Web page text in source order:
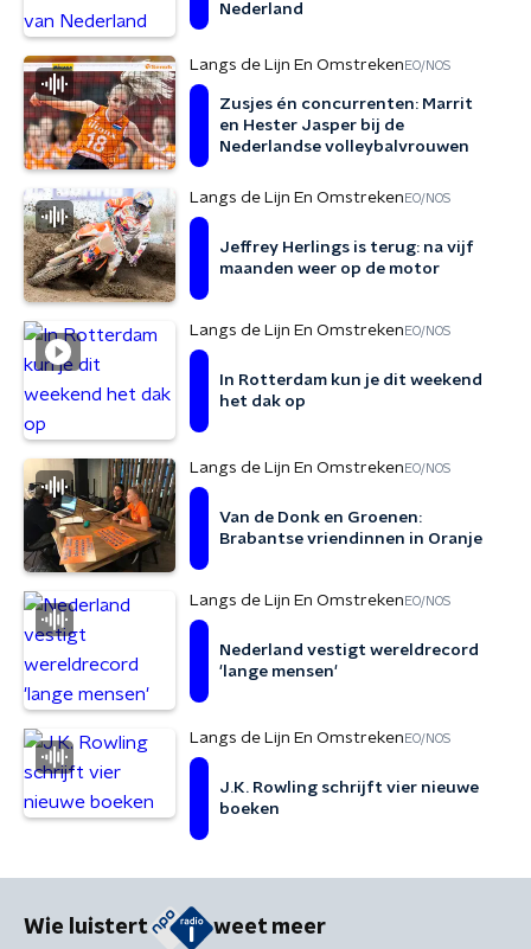
Nederland
Langs de Lijn En Omstreken EO/NOS
Zusjes én concurrenten: Marrit
en Hester Jasper bij de
Nederlandse volleybalvrouwen
Langs de Lijn En Omstreken EO/NOS
Jeffrey Herlings is terug: na vijf
maanden weer op de motor
Langs de Lijn En Omstreken EO/NOS
In Rotterdam kun je dit weekend
het dak op
Langs de Lijn En Omstreken EO/NOS
Van de Donk en Groenen:
Brabantse vriendinnen in Oranje
Langs de Lijn En Omstreken EO/NOS
Nederland vestigt wereldrecord
'lange mensen'
Langs de Lijn En Omstreken EO/NOS
J.K. Rowling schrijft vier nieuwe
boeken
Wie luistert weet meer